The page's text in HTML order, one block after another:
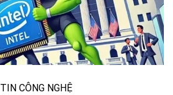
TIN CÔNG NGHỆ